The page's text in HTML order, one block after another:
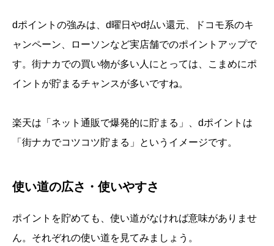
dポイントの強みは、d曜日やd払い還元、ドコモ系のキ
ャンペーン、ローソンなど実店舗でのポイントアップで
す。街ナカでの買い物が多い人にとっては、こまめにポ
イントが貯まるチャンスが多いですね。
楽天は「ネット通販で爆発的に貯まる」、dポイントは
「街ナカでコツコツ貯まる」というイメージです。
使い道の広さ・使いやすさ
ポイントを貯めても、使い道がなければ意味がありませ
ん。それぞれの使い道を見てみましょう。